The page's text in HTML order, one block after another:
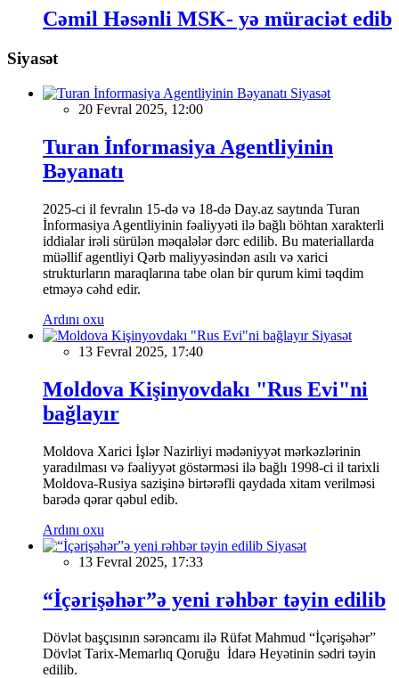
Cəmil Həsənli MSK- yə müraciət edib
Siyasət
Siyasət
20 Fevral 2025, 12:00
Turan İnformasiya Agentliyinin
Bəyanatı
2025-ci il fevralın 15-də və 18-də Day.az saytında Turan
İnformasiya Agentliyinin fəaliyyəti ilə bağlı böhtan xarakterli
iddialar irəli sürülən məqalələr dərc edilib. Bu materiallarda
müəllif agentliyi Qərb maliyyəsindən asılı və xarici
strukturların maraqlarına tabe olan bir qurum kimi təqdim
etməyə cəhd edir.
Ardını oxu
Siyasət
13 Fevral 2025, 17:40
Moldova Kişinyovdakı "Rus Evi"ni
bağlayır
Moldova Xarici İşlər Nazirliyi mədəniyyət mərkəzlərinin
yaradılması və fəaliyyət göstərməsi ilə bağlı 1998-ci il tarixli
Moldova-Rusiya sazişinə birtərəfli qaydada xitam verilməsi
barədə qərar qəbul edib.
Ardını oxu
Siyasət
13 Fevral 2025, 17:33
“İçərişəhər”ə yeni rəhbər təyin edilib
Dövlət başçısının sərəncamı ilə Rüfət Mahmud “İçərişəhər”
Dövlət Tarix-Memarlıq Qoruğu İdarə Heyətinin sədri təyin
edilib.